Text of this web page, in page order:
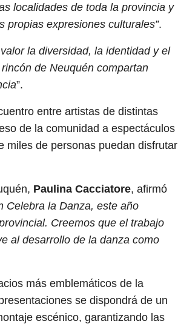
localidades de toda la provincia y
propias expresiones culturales”.
la diversidad, la identidad y el
de Neuquén compartan
”.
entre artistas de distintas
de la comunidad a espectáculos
miles de personas puedan disfrutar
Paulina Cacciatore, afirmó
Celebra la Danza, este año
Creemos que el trabajo
al desarrollo de la danza como
más emblemáticos de la
se dispondrá de un
escénico, garantizando las